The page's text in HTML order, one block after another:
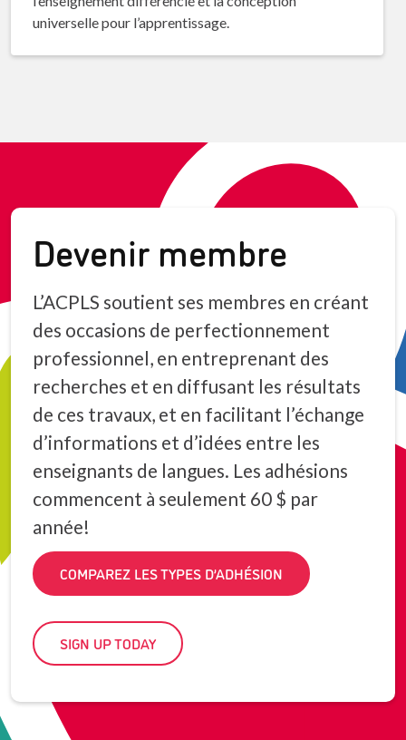
universelle pour l’apprentissage.
Devenir membre
L’ACPLS soutient ses membres en créant
des occasions de perfectionnement
professionnel, en entreprenant des
recherches et en diffusant les résultats
de ces travaux, et en facilitant l’échange
d’informations et d’idées entre les
enseignants de langues. Les adhésions
commencent à seulement 60 $ par
année!
COMPAREZ LES TYPES D’ADHÉSION
SIGN UP TODAY